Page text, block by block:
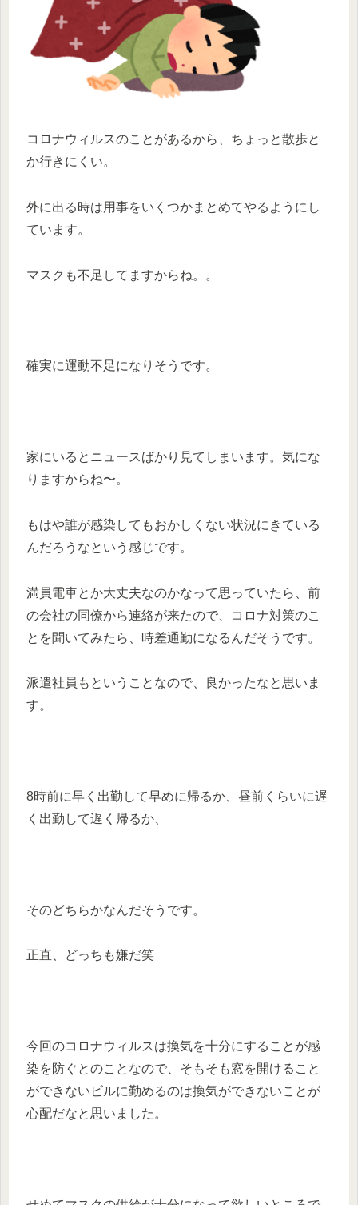
コロナウィルスのことがあるから、ちょっと散歩と
か行きにくい。
外に出る時は用事をいくつかまとめてやるようにし
ています。
マスクも不足してますからね。。
確実に運動不足になりそうです。
家にいるとニュースばかり見てしまいます。気にな
りますからね〜。
もはや誰が感染してもおかしくない状況にきている
んだろうなという感じです。
満員電車とか大丈夫なのかなって思っていたら、前
の会社の同僚から連絡が来たので、コロナ対策のこ
とを聞いてみたら、時差通勤になるんだそうです。
派遣社員もということなので、良かったなと思いま
す。
8時前に早く出勤して早めに帰るか、昼前くらいに遅
く出勤して遅く帰るか、
そのどちらかなんだそうです。
正直、どっちも嫌だ笑
今回のコロナウィルスは換気を十分にすることが感
染を防ぐとのことなので、そもそも窓を開けること
ができないビルに勤めるのは換気ができないことが
心配だなと思いました。